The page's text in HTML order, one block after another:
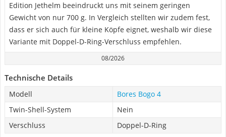
Edition Jethelm beeindruckt uns mit seinem geringen
Gewicht von nur 700 g. In Vergleich stellten wir zudem fest,
dass er sich auch für kleine Köpfe eignet, weshalb wir diese
Variante mit Doppel-D-Ring-Verschluss empfehlen.
08/2026
Technische Details
Modell
Bores Bogo 4
Twin-Shell-System
Nein
Verschluss
Doppel-D-Ring